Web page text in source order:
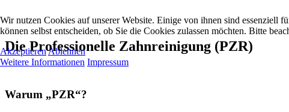
Die Professionelle Zahnreinigung (PZR)
Warum „PZR“?
Wir nutzen Cookies auf unserer Website. Einige von ihnen sind essenziell
können selbst entscheiden, ob Sie die Cookies zulassen möchten. Bitte
AkzeptierenAblehnen
Weitere Informationen Impressum